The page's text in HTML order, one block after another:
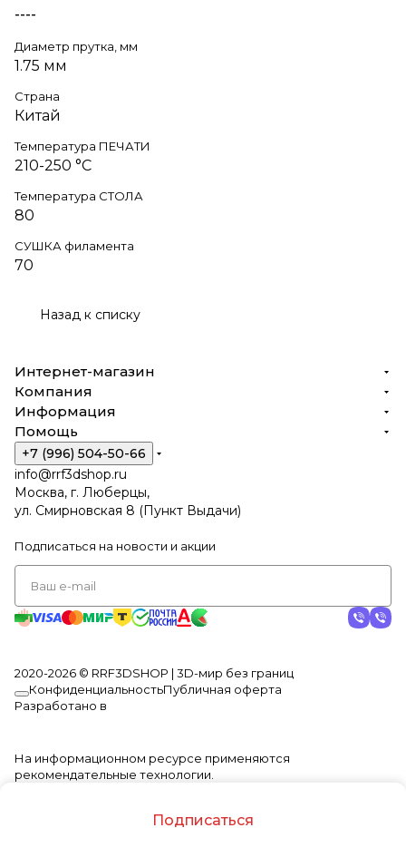
----
Диаметр прутка, мм
1.75 мм
Страна
Китай
Температура ПЕЧАТИ
210-250 °C
Температура СТОЛА
80
СУШКА филамента
70
Назад к списку
Подписаться
Интернет-магазин
Компания
Информация
Помощь
+7 (996) 504-50-66
info@rrf3dshop.ru
Москва, г. Люберцы,
ул. Смирновская 8 (Пункт Выдачи)
Подписаться на новости и акции
2020-2026 © RRF3DSHOP | 3D-мир без границ
КонфиденциальностьПубличная оферта
Разработано в
На информационном ресурсе применяются
рекомендательные технологии